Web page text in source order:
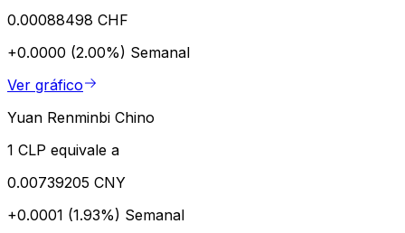
0.00088498 CHF
+0.0000 (2.00%) Semanal
Ver gráfico
Yuan Renminbi Chino
1 CLP equivale a
0.00739205 CNY
+0.0001 (1.93%) Semanal